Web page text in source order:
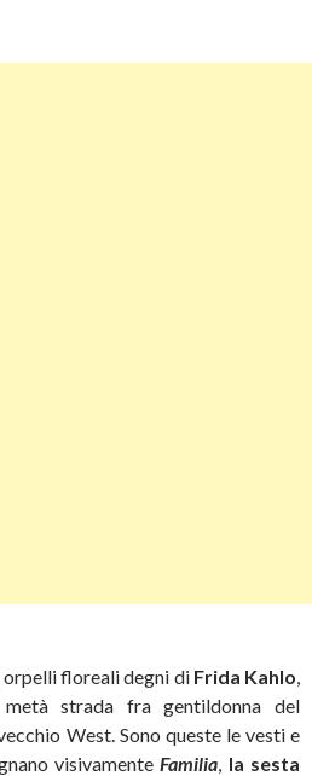
floreali degni di Frida Kahlo
strada fra gentildonna del
West. Sono queste le vesti e
visivamenteFamilia la sesta